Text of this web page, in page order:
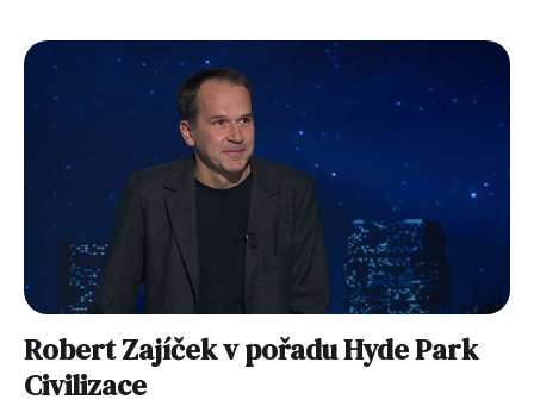
Robert Zajíček v pořadu Hyde Park
Civilizace